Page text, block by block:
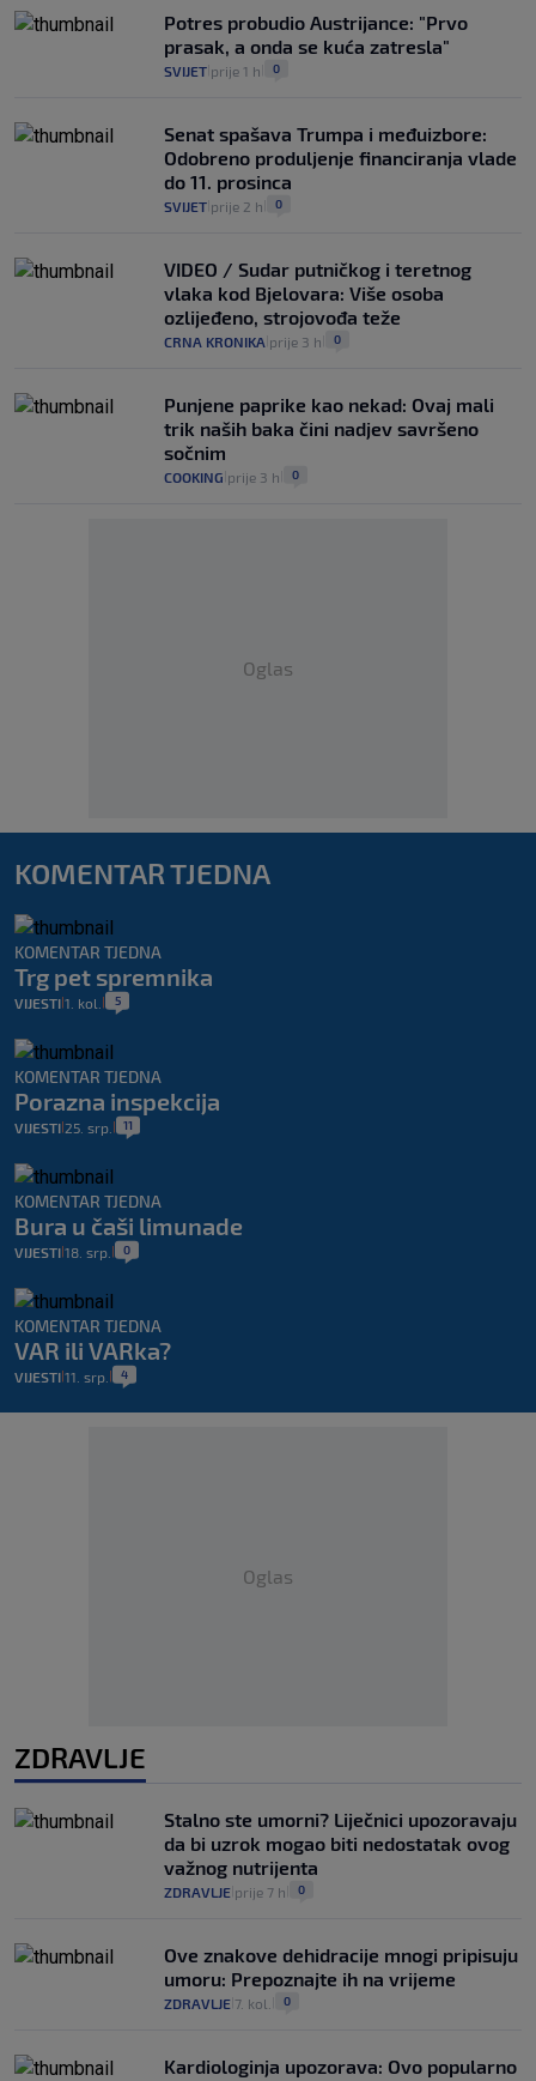
Potres probudio Austrijance: "Prvo
prasak, a onda se kuća zatresla"
SVIJET prije 1 h 0
Senat spašava Trumpa i međuizbore:
Odobreno produljenje financiranja vlade
do 11. prosinca
SVIJET prije 2 h 0
VIDEO / Sudar putničkog i teretnog
vlaka kod Bjelovara: Više osoba
ozlijeđeno, strojovođa teže
CRNA KRONIKA prije 3 h 0
Punjene paprike kao nekad: Ovaj mali
trik naših baka čini nadjev savršeno
sočnim
COOKING prije 3 h 0
Oglas
KOMENTAR TJEDNA
KOMENTAR TJEDNA
Trg pet spremnika
VIJESTI 1. kol. 5
KOMENTAR TJEDNA
Porazna inspekcija
VIJESTI 25. srp. 11
KOMENTAR TJEDNA
Bura u čaši limunade
VIJESTI 18. srp. 0
KOMENTAR TJEDNA
VAR ili VARka?
VIJESTI 11. srp. 4
Oglas
ZDRAVLJE
Stalno ste umorni? Liječnici upozoravaju
da bi uzrok mogao biti nedostatak ovog
važnog nutrijenta
ZDRAVLJE prije 7 h 0
Ove znakove dehidracije mnogi pripisuju
umoru: Prepoznajte ih na vrijeme
ZDRAVLJE 7. kol. 0
Kardiologinja upozorava: Ovo popularno